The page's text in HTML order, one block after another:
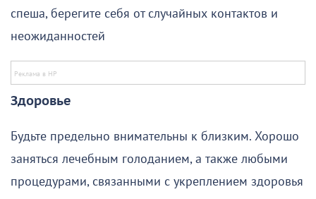
спеша, берегите себя от случайных контактов и
неожиданностей
Здоровье
Будьте предельно внимательны к близким. Хорошо
заняться лечебным голоданием, а также любыми
процедурами, связанными с укреплением здоровья